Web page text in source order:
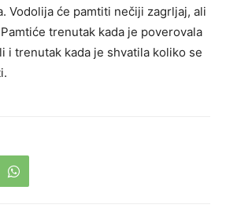
Vodolija će pamtiti nečiji zagrljaj, ali
trenutak kada je poverovala
i trenutak kada je shvatila koliko se